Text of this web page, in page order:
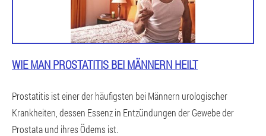
WIE MAN PROSTATITIS BEI MÄNNERN HEILT
Prostatitis ist einer der häufigsten bei Männern urologischer
Krankheiten, dessen Essenz in Entzündungen der Gewebe der
Prostata und ihres Ödems ist.